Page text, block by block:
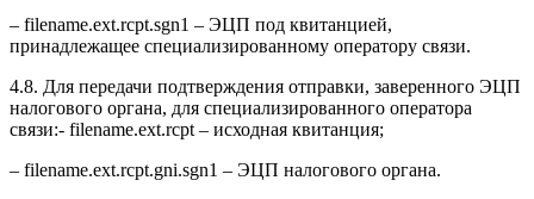
– filename.ext.rcpt.sgn1 – ЭЦП под квитанцией,
принадлежащее специализированному оператору связи.
4.8. Для передачи подтверждения отправки, заверенного ЭЦП
налогового органа, для специализированного оператора
связи:- filename.ext.rcpt – исходная квитанция;
– filename.ext.rcpt.gni.sgn1 – ЭЦП налогового органа.